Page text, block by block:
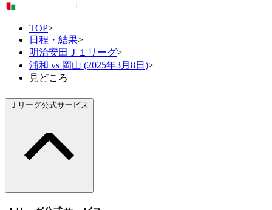
TOP>
日程・結果>
明治安田Ｊ１リーグ>
浦和 vs 岡山 (2025年3月8日)>
見どころ
Ｊリーグ公式サービス